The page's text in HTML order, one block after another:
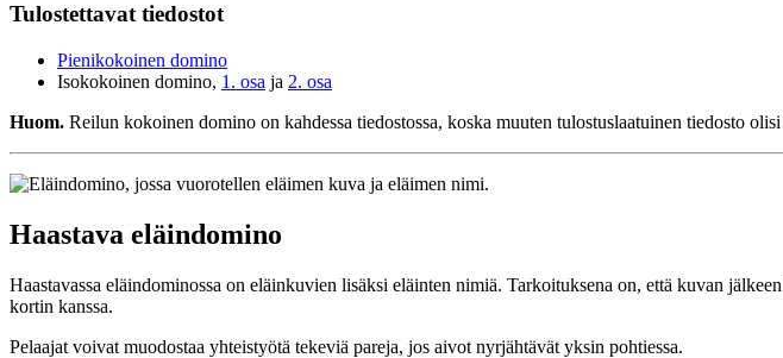
Tulostettavat tiedostot
Pienikokoinen domino
Isokokoinen domino, 1. osa ja 2. osa
Huom. Reilun kokoinen domino on kahdessa tiedostossa, koska muuten tulostuslaatuinen tiedosto
Haastava eläindomino
Haastavassa eläindominossa on eläinkuvien lisäksi eläinten nimiä. Tarkoituksena on, että kuvan
kortin kanssa.
Pelaajat voivat muodostaa yhteistyötä tekeviä pareja, jos aivot nyrjähtävät yksin pohtiessa.